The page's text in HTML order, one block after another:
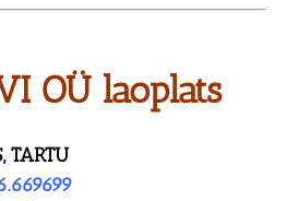
OÜ laoplats
TARTU